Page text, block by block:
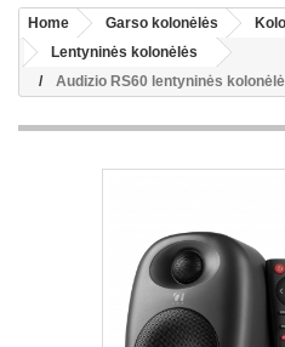
Home Garso kolonėlės
Lentyninės kolonėlės
Audizio RS60 lentyninės